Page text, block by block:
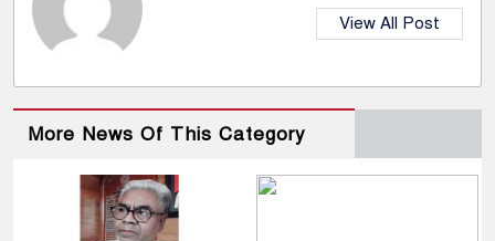
View All Post
More News Of This Category